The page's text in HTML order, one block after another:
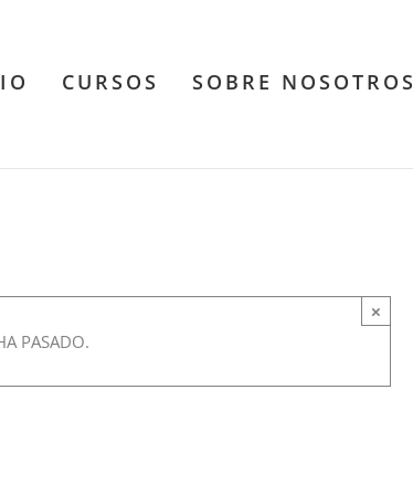
CURSOS SOBRE NOSOTROS
×
PASADO.
-9:00 pm